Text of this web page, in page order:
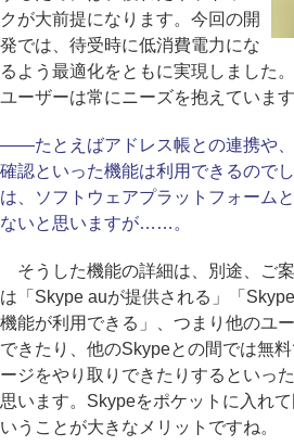
クが大前提になります。今回の開
発では、待受時に低消費電力にな
るよう最適化をともに実現しました
ユーザーは常にニーズを抱えています
――たとえばアドレス帳との連携や
確認といった機能は利用できるので
は、ソフトウェアプラットフォーム
ないと思いますが……。
そうした機能の詳細は、別途、ご
は「Skype auが提供される」「
機能が利用できる」、つまり他のユ
できたり、他のSkypeとの間では無
ージをやり取りできたりするといっ
思います。Skypeをポケットに入れ
いうことが大きなメリットですね。